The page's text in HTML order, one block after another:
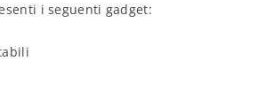
i seguenti gadget: